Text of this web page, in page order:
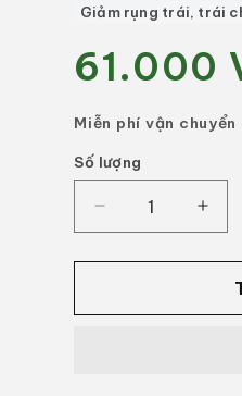
Giảm rụng trái, trái
Giá
thông
thường
61.000
Miễn phí vận
Số
Số lượng
số
lượng
Phân
Tăng
số
của